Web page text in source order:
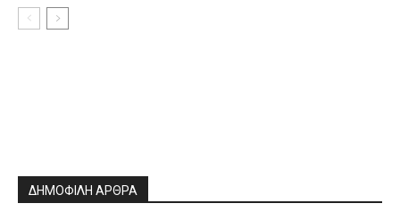
ΔΗΜΟΦΙΛΗ ΑΡΘΡΑ